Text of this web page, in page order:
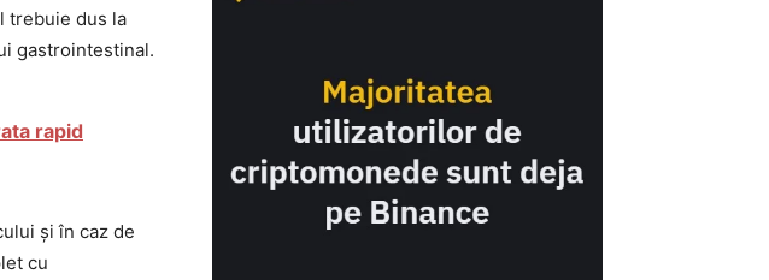
trebuie dus la
gastrointestinal.
rapid
și în caz de
cu